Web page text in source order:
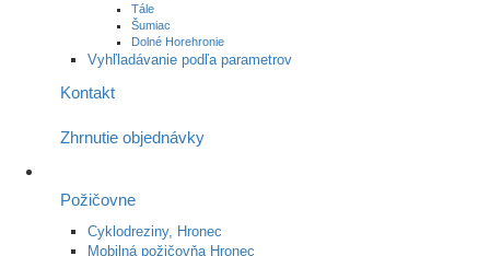
Tále
Šumiac
Dolné Horehronie
Vyhľladávanie podľa parametrov
Kontakt
Zhrnutie objednávky
Požičovne
Cyklodreziny, Hronec
Mobilná požičovňa Hronec